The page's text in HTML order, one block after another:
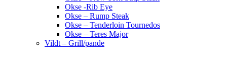
Okse -Rib Eye
Okse – Rump Steak
Okse – Tenderloin Tournedos
Okse – Teres Major
Vildt – Grill/pande